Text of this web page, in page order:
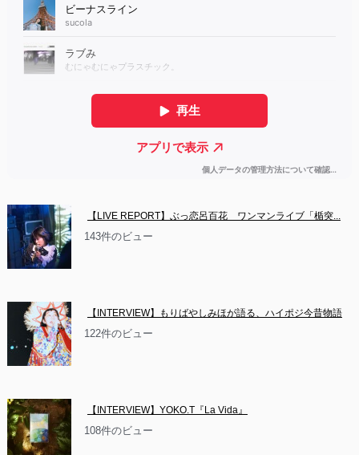
【LIVE REPORT】ぶっ恋呂百花　ワンマンライブ「楯突...
143件のビュー
【INTERVIEW】もりばやしみほが語る、ハイポジ今昔物語
122件のビュー
【INTERVIEW】YOKO.T『La Vida』
108件のビュー